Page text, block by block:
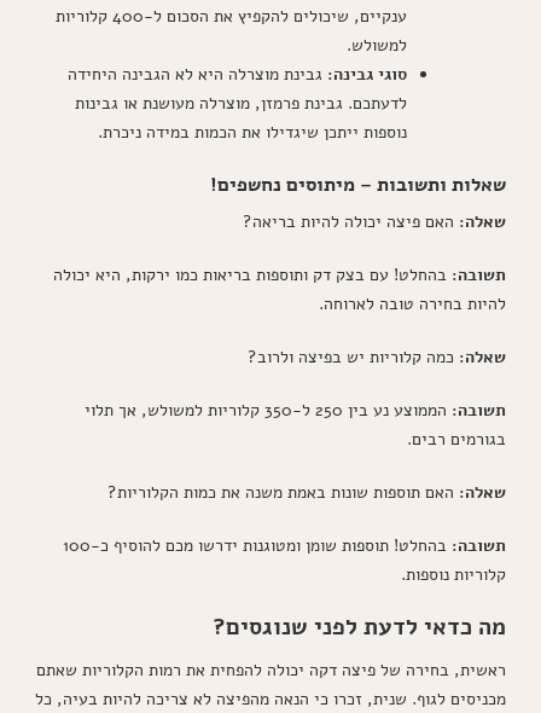
ענקיים, שיכולים להקפיץ את הסכום ל-400 קלוריות
למשולש.
סוגי גבינה: גבינת מוצרלה היא לא הגבינה היחידה
לדעתכם. גבינת פרמזן, מוצרלה מעושנת או גבינות
נוספות ייתכן שיגדילו את הכמות במידה ניכרת.
שאלות ותשובות – מיתוסים נחשפים!
שאלה: האם פיצה יכולה להיות בריאה?
תשובה: בהחלט! עם בצק דק ותוספות בריאות כמו ירקות, היא יכולה
להיות בחירה טובה לארוחה.
שאלה: כמה קלוריות יש בפיצה ולרוב?
תשובה:
הממוצע נע בין 250 ל-350 קלוריות למשולש, אך תלוי
בגורמים רבים.
שאלה: האם תוספות שונות באמת משנה את כמות הקלוריות?
תשובה:
בהחלט! תוספות שומן ומטוגנות ידרשו מכם להוסיף כ-100
קלוריות נוספות.
מה כדאי לדעת לפני שנוגסים?
ראשית, בחירה של פיצה דקה יכולה להפחית את רמות הקלוריות שאתם
מכניסים לגוף. שנית, זכרו כי הנאה מהפיצה לא צריכה להיות בעיה, כל